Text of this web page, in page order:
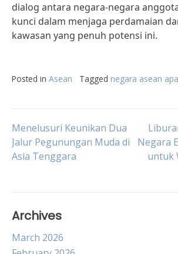
dialog antara negara-negara
kunci dalam menjaga perdamaian
kawasan yang penuh potensi ini.
Posted in Asean Tagged negara asean
Post
navigation
Menelusuri Keunikan Dua
Jalur Pegunungan Muda di
Asia Tenggara
Negara
untuk
Archives
March 2026